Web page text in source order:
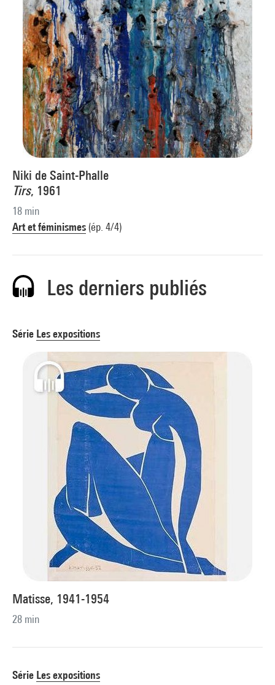
Niki de Saint-Phalle
Tirs, 1961
18 min
Art et féminismes (ép. 4/4)
Les derniers publiés
Série Les expositions
Matisse, 1941-1954
28 min
Série Les expositions